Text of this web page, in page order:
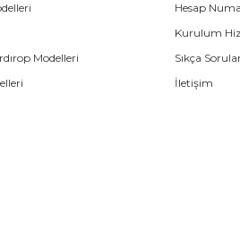
Modelleri
Hesap
Kurulum
Sıkça
İletişim